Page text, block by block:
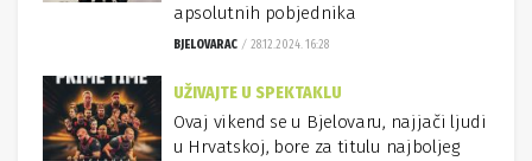
apsolutnih pobjednika
BJELOVARAC 28.12.2024. 16:28
UŽIVAJTE U SPEKTAKLU
Ovaj vikend se u Bjelovaru, najjači ljudi
u Hrvatskoj, bore za titulu najboljeg